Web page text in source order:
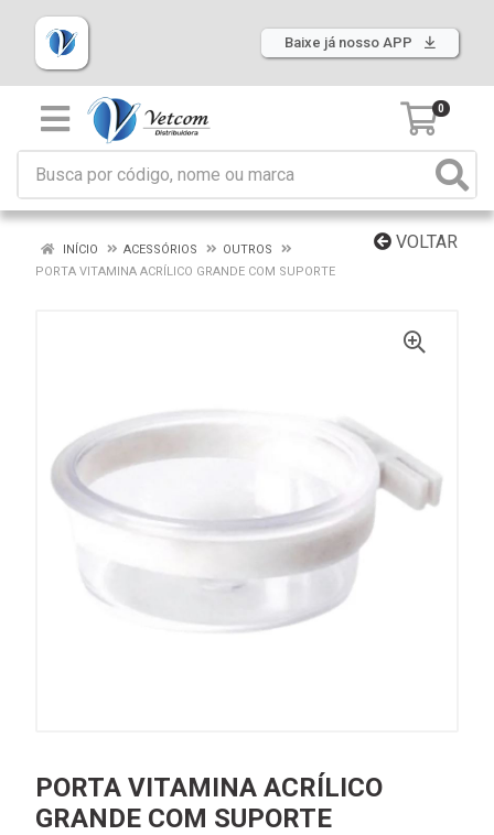
Baixe já nosso APP
0
VOLTAR
INÍCIO ACESSÓRIOS
OUTROS
PORTA VITAMINA ACRÍLICO GRANDE COM SUPORTE
PORTA VITAMINA ACRÍLICO
GRANDE COM SUPORTE